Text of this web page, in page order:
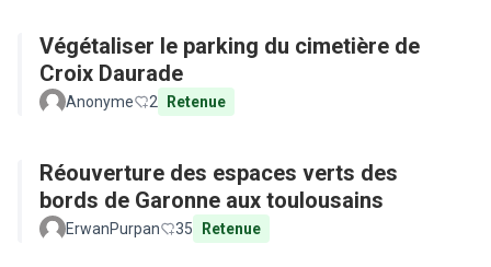
Végétaliser le parking du cimetière de
Croix Daurade
Anonyme 2 Retenue
Réouverture des espaces verts des
bords de Garonne aux toulousains
ErwanPurpan 35 Retenue